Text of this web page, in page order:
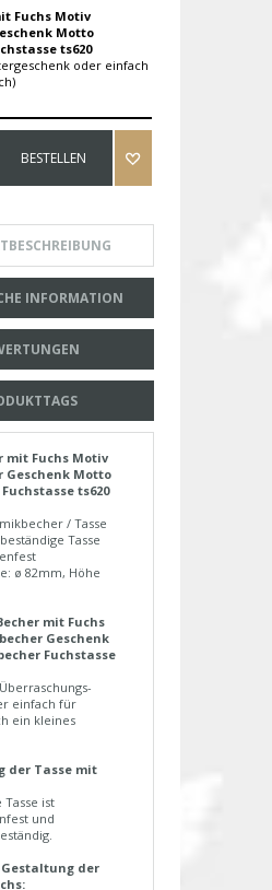
Fuchs Motiv
Motto
ts620
oder einfach
BESTELLEN
INFORMATION
mit Fuchs Motiv
Geschenk Motto
ts620
/ Tasse
Tasse
ø 82mm, Höhe
mit Fuchs
Geschenk
Fuchstasse
einfach für
ein kleines
der Tasse mit
Tasse ist
und
der